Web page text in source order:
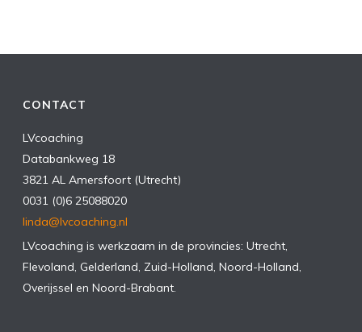
CONTACT
LVcoaching
Databankweg 18
3821 AL Amersfoort (Utrecht)
0031 (0)6 25088020
linda@lvcoaching.nl
LVcoaching is werkzaam in de provincies: Utrecht,
Flevoland, Gelderland, Zuid-Holland, Noord-Holland,
Overijssel en Noord-Brabant.